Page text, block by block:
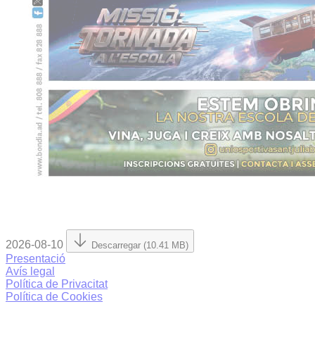
2026-08-10 Descarregar (10.41 MB)
Presentació
Avís legal
Política de Privacitat
Política de Cookies